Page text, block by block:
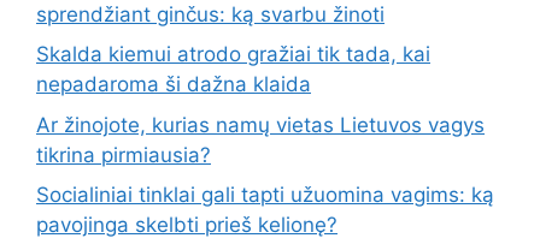
sprendžiant ginčus: ką svarbu žinoti
Skalda kiemui atrodo gražiai tik tada, kai
nepadaroma ši dažna klaida
Ar žinojote, kurias namų vietas Lietuvos vagys
tikrina pirmiausia?
Socialiniai tinklai gali tapti užuomina vagims: ką
pavojinga skelbti prieš kelionę?